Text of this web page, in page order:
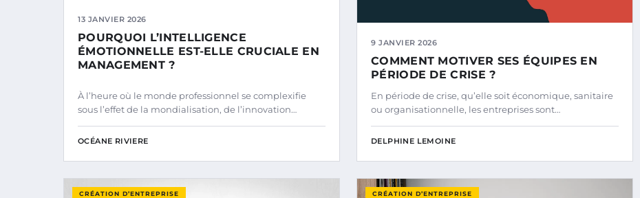
13 JANVIER 2026
POURQUOI L’INTELLIGENCE
ÉMOTIONNELLE EST-ELLE CRUCIALE EN
MANAGEMENT ?
À l’heure où le monde professionnel se complexifie
sous l’effet de la mondialisation, de l’innovation…
OCÉANE RIVIERE
9 JANVIER 2026
COMMENT MOTIVER SES ÉQUIPES EN
PÉRIODE DE CRISE ?
En période de crise, qu’elle soit économique, sanitaire
ou organisationnelle, les entreprises sont…
DELPHINE LEMOINE
CRÉATION D’ENTREPRISE CRÉATION D’ENTREPRISE